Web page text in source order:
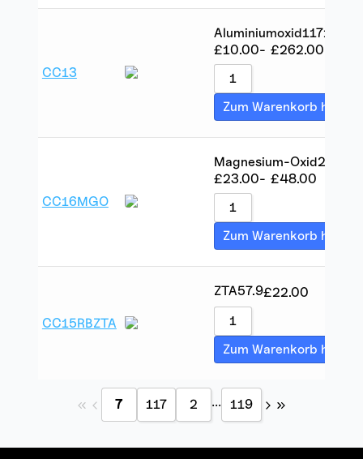
CC13
Aluminiumoxid1171000
£10.00- £262.00
Zum Warenkorb
CC16MGO
Magnesium-Oxid2.2
£23.00- £48.00
Zum Warenkorb
CC15RBZTA
ZTA57.9£22.00
Zum Warenkorb
7 117 2 ... 119